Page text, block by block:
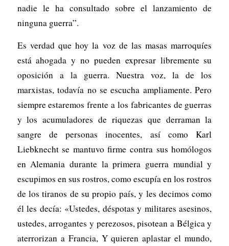
nadie le ha consultado sobre el lanzamiento de
ninguna guerra”.
Es verdad que hoy la voz de las masas marroquíes
está ahogada y no pueden expresar libremente su
oposición a la guerra. Nuestra voz, la de los
marxistas, todavía no se escucha ampliamente. Pero
siempre estaremos frente a los fabricantes de guerras
y los acumuladores de riquezas que derraman la
sangre de personas inocentes, así como Karl
Liebknecht se mantuvo firme contra sus homólogos
en Alemania durante la primera guerra mundial y
escupimos en sus rostros, como escupía en los rostros
de los tiranos de su propio país, y les decimos como
él les decía: «Ustedes, déspotas y militares asesinos,
ustedes, arrogantes y perezosos, pisotean a Bélgica y
aterrorizan a Francia, Y quieren aplastar el mundo,